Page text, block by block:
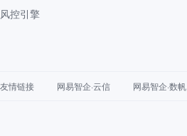
风控引擎
友情链接 网易智企·云信 网易智企·数帆